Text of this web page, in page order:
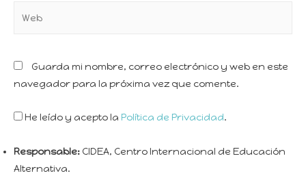
Guarda mi nombre, correo electrónico y web en este
navegador para la próxima vez que comente.
He leído y acepto la Política de Privacidad.
Responsable: CIDEA, Centro Internacional de Educación
Alternativa.